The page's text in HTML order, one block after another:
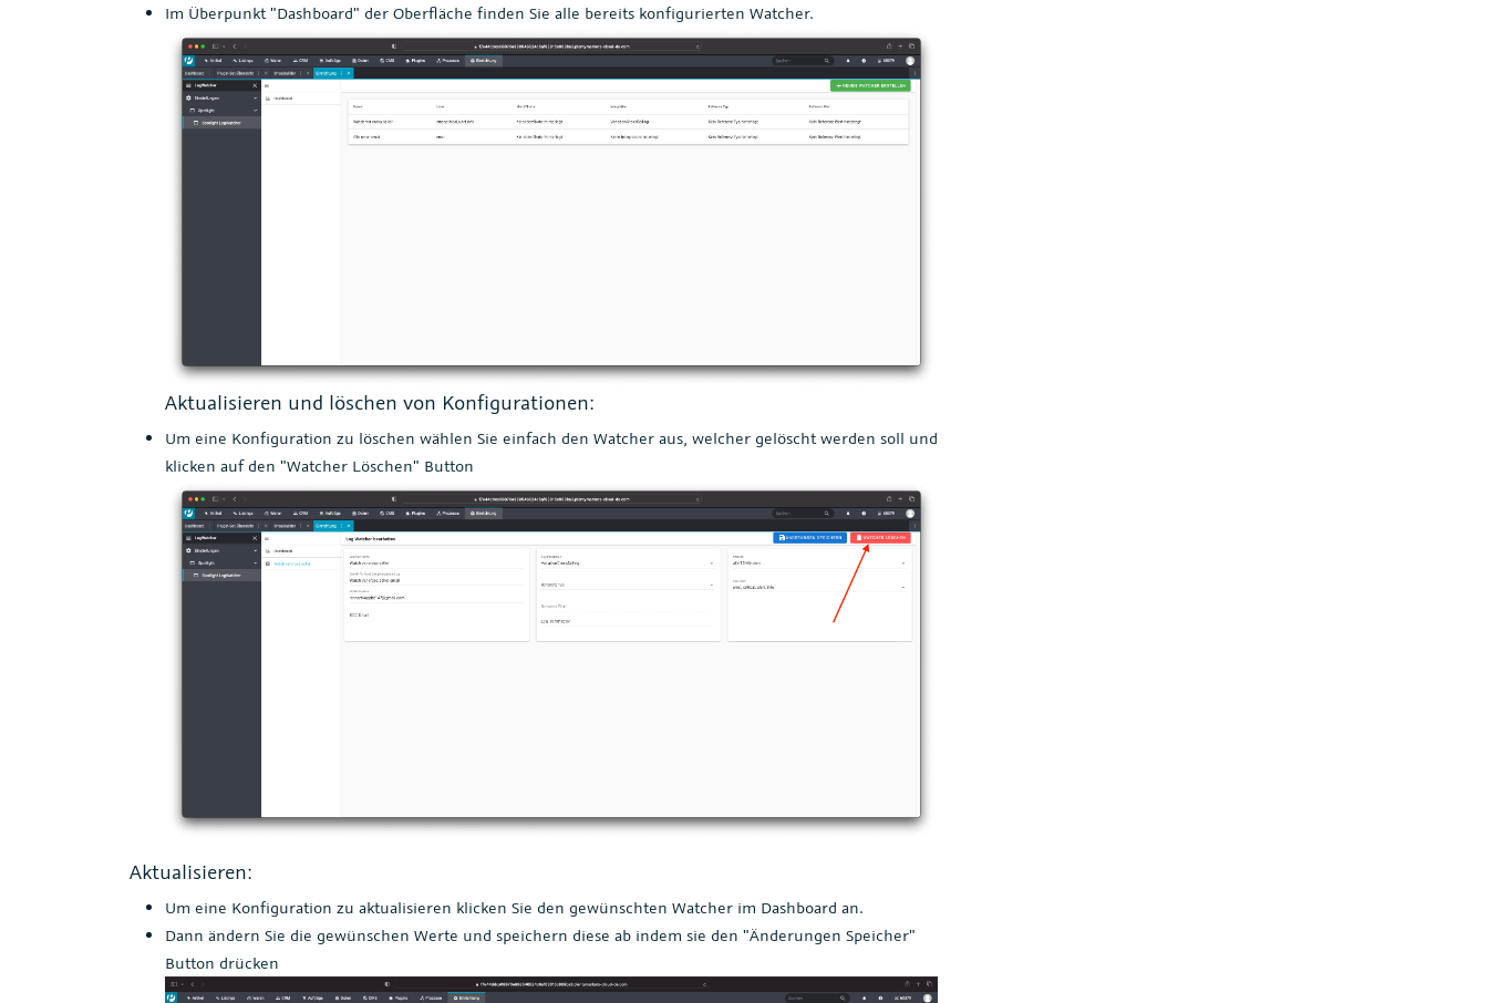
Im Überpunkt "Dashboard" der Oberfläche finden Sie alle bereits konfigurierten Watcher.
Aktualisieren und löschen von Konfigurationen:
Um eine Konfiguration zu löschen wählen Sie einfach den Watcher aus, welcher gelöscht werden soll und
klicken auf den "Watcher Löschen" Button
Aktualisieren:
Um eine Konfiguration zu aktualisieren klicken Sie den gewünschten Watcher im Dashboard an.
Dann ändern Sie die gewünschen Werte und speichern diese ab indem sie den "Änderungen Speicher"
Button drücken